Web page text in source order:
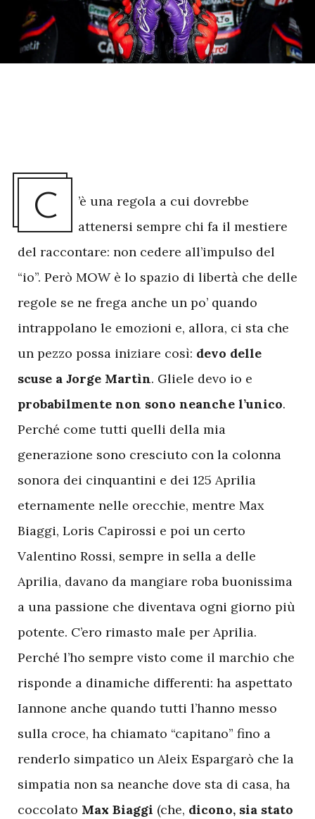
C
’è una regola a cui dovrebbe
attenersi sempre chi fa il mestiere
del raccontare: non cedere all’impulso del
“io”. Però MOW è lo spazio di libertà che delle
regole se ne frega anche un po’ quando
intrappolano le emozioni e, allora, ci sta che
un pezzo possa iniziare così: devo delle
scuse a Jorge Martìn. Gliele devo io e
probabilmente non sono neanche l’unico.
Perché come tutti quelli della mia
generazione sono cresciuto con la colonna
sonora dei cinquantini e dei 125 Aprilia
eternamente nelle orecchie, mentre Max
Biaggi, Loris Capirossi e poi un certo
Valentino Rossi, sempre in sella a delle
Aprilia, davano da mangiare roba buonissima
a una passione che diventava ogni giorno più
potente. C’ero rimasto male per Aprilia.
Perché l’ho sempre visto come il marchio che
risponde a dinamiche differenti: ha aspettato
Iannone anche quando tutti l’hanno messo
sulla croce, ha chiamato “capitano” fino a
renderlo simpatico un Aleix Espargarò che la
simpatia non sa neanche dove sta di casa, ha
coccolato Max Biaggi (che, dicono, sia stato